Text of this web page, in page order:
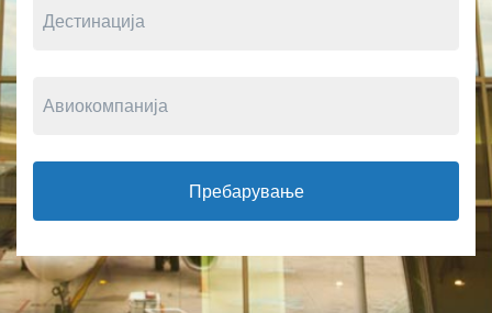
Пребарување